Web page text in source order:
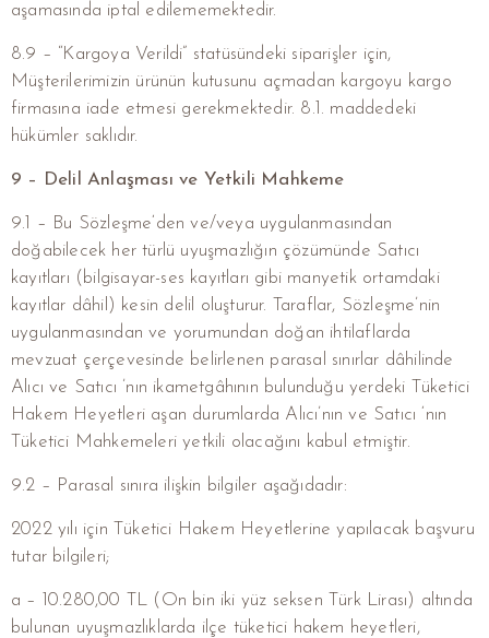
aşamasında iptal edilememektedir.
8.9 – “Kargoya Verildi” statüsündeki siparişler için,
Müşterilerimizin ürünün kutusunu açmadan kargoyu kargo
firmasına iade etmesi gerekmektedir. 8.1. maddedeki
hükümler saklıdır.
9 – Delil Anlaşması ve Yetkili Mahkeme
9.1 – Bu Sözleşme‘den ve/veya uygulanmasından
doğabilecek her türlü uyuşmazlığın çözümünde Satıcı
kayıtları (bilgisayar-ses kayıtları gibi manyetik ortamdaki
kayıtlar dâhil) kesin delil oluşturur. Taraflar, Sözleşme’nin
uygulanmasından ve yorumundan doğan ihtilaflarda
mevzuat çerçevesinde belirlenen parasal sınırlar dâhilinde
Alıcı ve Satıcı ’nın ikametgâhının bulunduğu yerdeki Tüketici
Hakem Heyetleri aşan durumlarda Alıcı’nın ve Satıcı ‘nın
Tüketici Mahkemeleri yetkili olacağını kabul etmiştir.
9.2 – Parasal sınıra ilişkin bilgiler aşağıdadır:
2022 yılı için Tüketici Hakem Heyetlerine yapılacak başvuru
tutar bilgileri;
a – 10.280,00 TL (On bin iki yüz seksen Türk Lirası) altında
bulunan uyuşmazlıklarda ilçe tüketici hakem heyetleri,